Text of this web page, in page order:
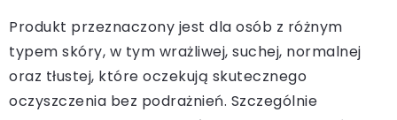
Produkt przeznaczony jest dla osób z różnym
typem skóry, w tym wrażliwej, suchej, normalnej
oraz tłustej, które oczekują skutecznego
oczyszczenia bez podrażnień. Szczególnie